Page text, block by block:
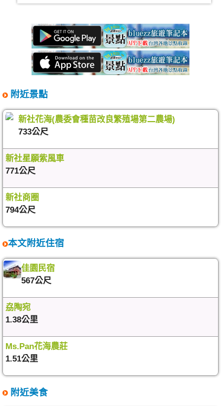
附近景點
新社花海(農委會種苗改良繁殖場第二農場)
733公尺
新社星願紫風車
771公尺
新社商圈
794公尺
本文附近住宿
佳園民宿
567公尺
劦陶宛
1.38公里
Ms.Pan花海農莊
1.51公里
附近美食